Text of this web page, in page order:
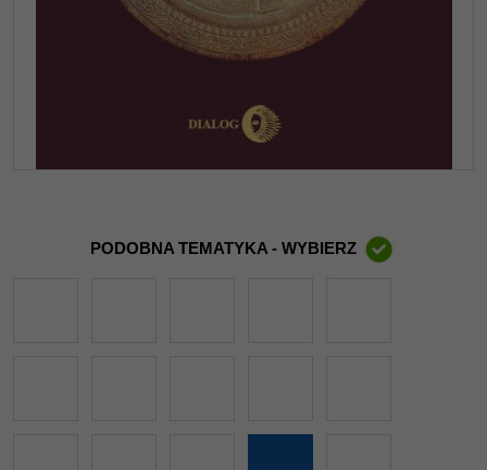
PODOBNA TEMATYKA - WYBIERZ